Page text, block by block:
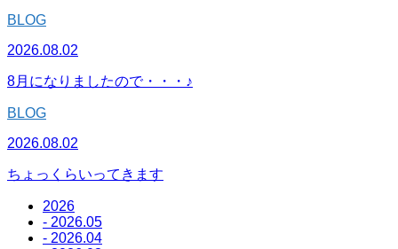
BLOG
2026.08.02
8月になりましたので・・・♪
BLOG
2026.08.02
ちょっくらいってきます
2026
- 2026.05
- 2026.04